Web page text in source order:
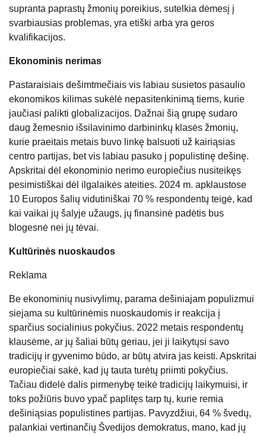
supranta paprastų žmonių poreikius, sutelkia dėmesį į
svarbiausias problemas, yra etiški arba yra geros
kvalifikacijos.
Ekonominis nerimas
Pastaraisiais dešimtmečiais vis labiau susietos pasaulio
ekonomikos kilimas sukėlė nepasitenkinimą tiems, kurie
jaučiasi palikti globalizacijos. Dažnai šią grupę sudaro
daug žemesnio išsilavinimo darbininkų klasės žmonių,
kurie praeitais metais buvo linkę balsuoti už kairiąsias
centro partijas, bet vis labiau pasuko į populistinę dešinę.
Apskritai dėl ekonominio nerimo europiečius nusiteikęs
pesimistiškai dėl ilgalaikės ateities. 2024 m. apklaustose
10 Europos šalių vidutiniškai 70 % respondentų teigė, kad
kai vaikai jų šalyje užaugs, jų finansinė padėtis bus
blogesnė nei jų tėvai.
Kultūrinės nuoskaudos
Reklama
Be ekonominių nusivylimų, parama dešiniajam populizmui
siejama su kultūrinėmis nuoskaudomis ir reakcija į
sparčius socialinius pokyčius. 2022 metais respondentų
klausėme, ar jų šaliai būtų geriau, jei ji laikytųsi savo
tradicijų ir gyvenimo būdo, ar būtų atvira jas keisti. Apskritai
europiečiai sakė, kad jų tauta turėtų priimti pokyčius.
Tačiau didelė dalis pirmenybę teikė tradicijų laikymuisi, ir
toks požiūris buvo ypač paplitęs tarp tų, kurie remia
dešiniąsias populistines partijas. Pavyzdžiui, 64 % švedų,
palankiai vertinančių Švedijos demokratus, mano, kad jų